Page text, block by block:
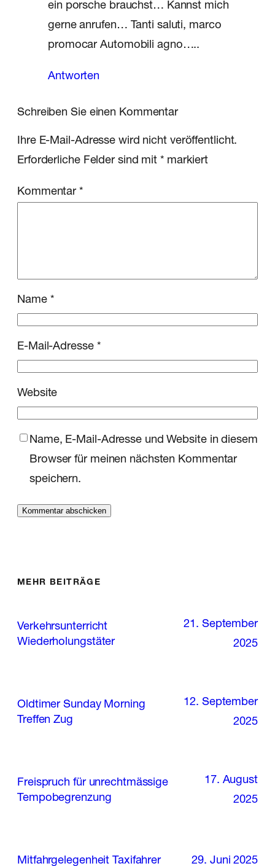
ein porsche brauchst… Kannst mich
gerne anrufen… Tanti saluti, marco
promocar Automobili agno…..
Antworten
Schreiben Sie einen Kommentar
Ihre E-Mail-Adresse wird nicht veröffentlicht.
Erforderliche Felder sind mit *markiert
Kommentar*
Name *
E-Mail-Adresse *
Website
Name, E-Mail-Adresse und Website in diesem
Browser für meinen nächsten Kommentar
speichern.
MEHR BEITRÄGE
Verkehrsunterricht
Wiederholungstäter
21. September
2025
Oldtimer Sunday Morning
Treffen Zug
12. September
2025
Freispruch für unrechtmässige
Tempobegrenzung
17. August
2025
Mitfahrgelegenheit Taxifahrer 29. Juni 2025